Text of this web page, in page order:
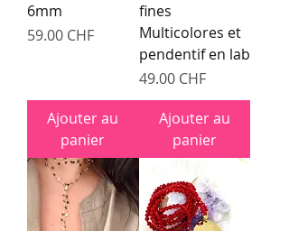
6mm
Prix
59.00 CHF
Ajouter au
panier
fines
Multicolores et
pendentif en lab
Prix
49.00 CHF
Ajouter au
panier